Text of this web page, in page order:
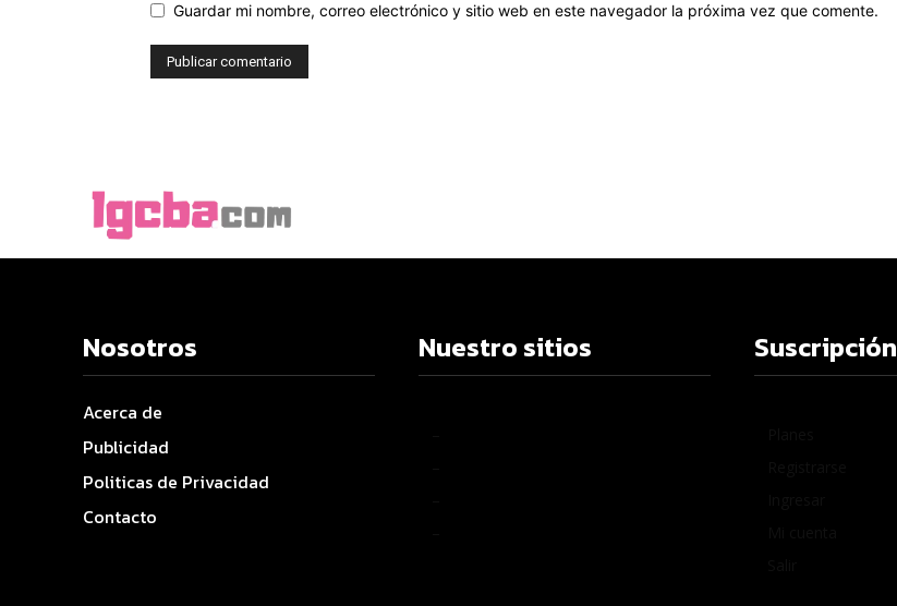
Guardar mi nombre, correo electrónico y sitio web en este navegador la próxima vez que comente.
Nosotros
Acerca de
Publicidad
Politicas de Privacidad
Contacto
Nuestro sitios Suscripción